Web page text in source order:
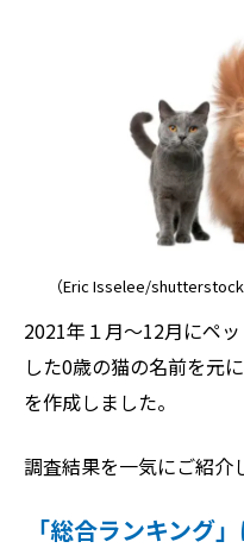
（Eric Isselee/shutterstock
2021年１月～12月にペ
した0歳の猫の名前を元
を作成しました。
調査結果を一気にご紹介
「総合ランキング